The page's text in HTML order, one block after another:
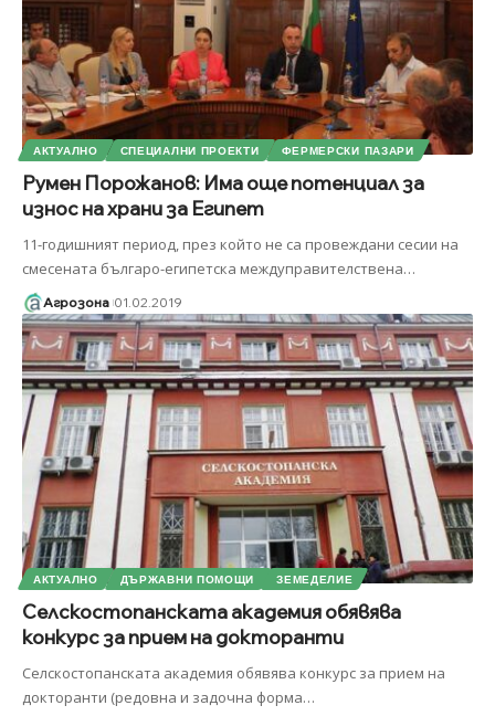
АКТУАЛНО СПЕЦИАЛНИ ПРОЕКТИ ФЕРМЕРСКИ ПАЗАРИ
Румен Порожанов: Има още потенциал за
износ на храни за Египет
11-годишният период, през който не са провеждани сесии на
смесената българо-египетска междуправителствена…
Агрозона 01.02.2019
АКТУАЛНО ДЪРЖАВНИ ПОМОЩИ ЗЕМЕДЕЛИЕ
Селскостопанската академия обявява
конкурс за прием на докторанти
Селскостопанската академия обявява конкурс за прием на
докторанти (редовна и задочна форма…